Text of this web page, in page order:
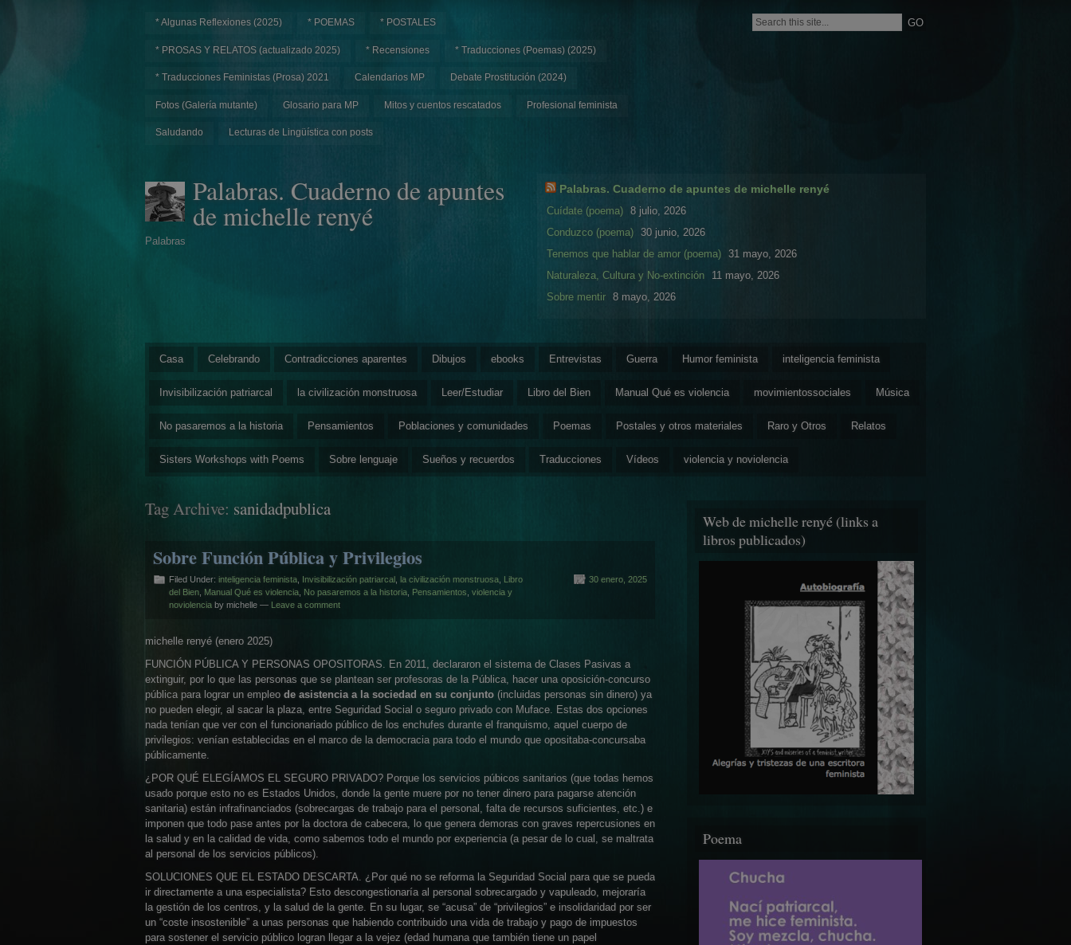
* Algunas Reflexiones (2025) * POEMAS * POSTALES
* PROSAS Y RELATOS (actualizado 2025) * Recensiones * Traducciones (Poemas) (2025)
* Traducciones Feministas (Prosa) 2021 Calendarios MP Debate Prostitución (2024)
Fotos (Galería mutante) Glosario para MP Mitos y cuentos rescatados Profesional feminista
Saludando Lecturas de Lingüística con posts
Palabras. Cuaderno de apuntes
de michelle renyé
Palabras
Palabras. Cuaderno de apuntes de michelle renyé
Cuídate (poema) 8 julio, 2026
Conduzco (poema)
30 junio, 2026
Tenemos que hablar de amor (poema) 31 mayo, 2026
Naturaleza, Cultura y No-extinción
11 mayo, 2026
Sobre mentir 8 mayo, 2026
Casa Celebrando Contradicciones aparentes Dibujos ebooks Entrevistas Guerra Humor feminista inteligencia feminista
Invisibilización patriarcal la civilización monstruosa Leer/Estudiar Libro del Bien Manual Qué es violencia movimientossociales Música
No pasaremos a la historia Pensamientos Poblaciones y comunidades Poemas Postales y otros materiales Raro y Otros Relatos
Sisters Workshops with Poems Sobre lenguaje Sueños y recuerdos Traducciones Vídeos violencia y noviolencia
Tag Archive: sanidadpublica
Sobre Función Pública y Privilegios
Filed Under: inteligencia feminista Invisibilización patriarcal la civilización monstruosa Libro
del Bien Manual Qué es violencia No pasaremos a la historia Pensamientos violencia y
noviolencia by michelle — Leave a comment
30 enero, 2025
michelle renyé (enero 2025)
FUNCIÓN PÚBLICA Y PERSONAS OPOSITORAS. En 2011, declararon el sistema de Clases Pasivas a
extinguir, por lo que las personas que se plantean ser profesoras de la Pública, hacer una oposición-concurso
pública para lograr un empleo de asistencia a la sociedad en su conjunto (incluidas personas sin dinero) ya
no pueden elegir, al sacar la plaza, entre Seguridad Social o seguro privado con Muface. Estas dos opciones
nada tenían que ver con el funcionariado público de los enchufes durante el franquismo, aquel cuerpo de
privilegios: venían establecidas en el marco de la democracia para todo el mundo que opositaba-concursaba
públicamente.
¿POR QUÉ ELEGÍAMOS EL SEGURO PRIVADO? Porque los servicios púbicos sanitarios (que todas hemos
usado porque esto no es Estados Unidos, donde la gente muere por no tener dinero para pagarse atención
sanitaria) están infrafinanciados (sobrecargas de trabajo para el personal, falta de recursos suficientes, etc.) e
imponen que todo pase antes por la doctora de cabecera, lo que genera demoras con graves repercusiones en
la salud y en la calidad de vida, como sabemos todo el mundo por experiencia (a pesar de lo cual, se maltrata
al personal de los servicios públicos).
SOLUCIONES QUE EL ESTADO DESCARTA. ¿Por qué no se reforma la Seguridad Social para que se pueda
ir directamente a una especialista? Esto descongestionaría al personal sobrecargado y vapuleado, mejoraría
la gestión de los centros, y la salud de la gente. En su lugar, se “acusa” de “privilegios” e insolidaridad por ser
un “coste insostenible” a unas personas que habiendo contribuido una vida de trabajo y pago de impuestos
para sostener el servicio público logran llegar a la vejez (edad humana que también tiene un papel
Web de michelle renyé (links a
libros publicados)
Poema